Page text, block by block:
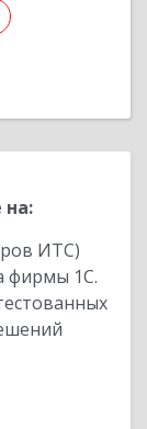
на:
ИТС)
фирмы 1С.